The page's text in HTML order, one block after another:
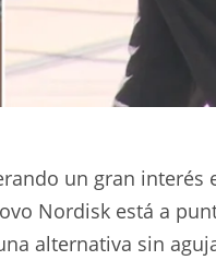
un gran interés
Nordisk está a
alternativa sin